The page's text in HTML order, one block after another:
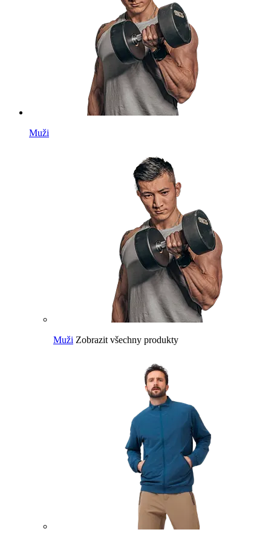
Muži
Muži Zobrazit všechny produkty